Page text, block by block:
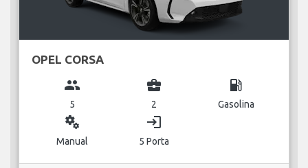
OPEL CORSA
group
5
business_center
2
local_gas_station
Gasolina
miscellaneous_services
Manual
login
5 Porta